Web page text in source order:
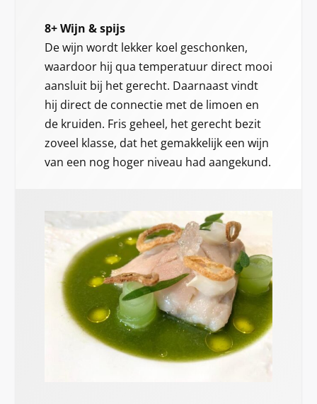
8+ Wijn & spijs
De wijn wordt lekker koel geschonken,
waardoor hij qua temperatuur direct mooi
aansluit bij het gerecht. Daarnaast vindt
hij direct de connectie met de limoen en
de kruiden. Fris geheel, het gerecht bezit
zoveel klasse, dat het gemakkelijk een wijn
van een nog hoger niveau had aangekund.